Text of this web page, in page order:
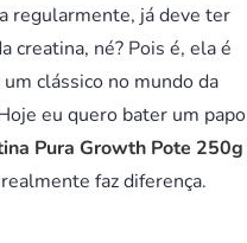
regularmente, já deve ter
creatina, né? Pois é, ela é
clássico no mundo da
eu quero bater um papo
Pura Growth Pote 250g
faz diferença.